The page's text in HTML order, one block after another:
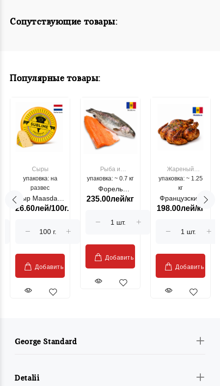
Сопутствующие товары:
Популярные товары:
Сыры
упаковка: на
развес
Сыр Maasdam
Sublime Cow
26.60лей/100г.
Добавить
Рыба и
морепродукты
упаковка: ~ 0.7 кг
Форель
лососевая
Moldovenesc"
235.00лей/кг
Добавить
Жареный
цыпленок
упаковка: ~ 1.25
кг
Французский
гриль, кг
198.00лей/кг
Добавить
George Standard
Detalii